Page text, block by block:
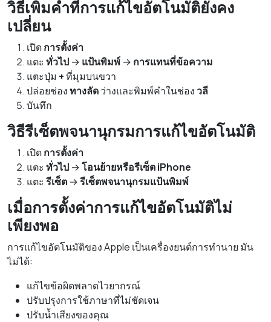
วิธีเพิ่มคำที่การแก้ไขอัตโนมัติยังคง
เปลี่ยน
เปิดการตั้งค่า
แตะ ทั่วไป → แป้นพิมพ์ → การแทนที่ข้อความ
แตะปุ่ม +ที่มุมบนขวา
ปล่อยช่องทางลัดว่างและพิมพ์คำในช่องวลี
บันทึก
วิธีรีเซ็ตพจนานุกรมการแก้ไขอัตโนมัติ
เปิดการตั้งค่า
แตะ ทั่วไป →โอนย้ายหรือรีเซ็ต iPhone
แตะ รีเซ็ต →รีเซ็ตพจนานุกรมแป้นพิมพ์
เมื่อการตั้งค่าการแก้ไขอัตโนมัติไม่
เพียงพอ
การแก้ไขอัตโนมัติของ Apple เป็นเครื่องยนต์การทำนาย มัน
ไม่ได้:
แก้ไขข้อผิดพลาดไวยากรณ์
ปรับปรุงการใช้ภาษาที่ไม่ชัดเจน
ปรับน้ำเสียงของคุณ